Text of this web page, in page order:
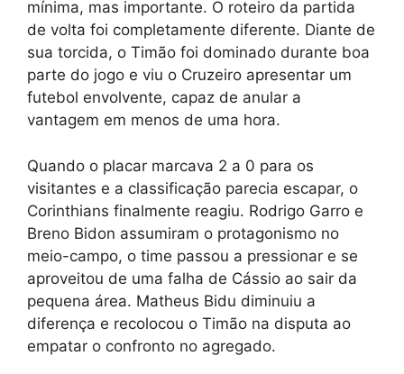
mínima, mas importante. O roteiro da partida
de volta foi completamente diferente. Diante de
sua torcida, o Timão foi dominado durante boa
parte do jogo e viu o Cruzeiro apresentar um
futebol envolvente, capaz de anular a
vantagem em menos de uma hora.
Quando o placar marcava 2 a 0 para os
visitantes e a classificação parecia escapar, o
Corinthians finalmente reagiu. Rodrigo Garro e
Breno Bidon assumiram o protagonismo no
meio-campo, o time passou a pressionar e se
aproveitou de uma falha de Cássio ao sair da
pequena área. Matheus Bidu diminuiu a
diferença e recolocou o Timão na disputa ao
empatar o confronto no agregado.